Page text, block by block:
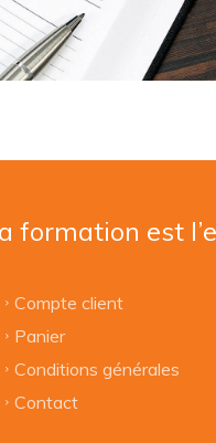
formation est
Compte client
Panier
Conditions générales
Contact